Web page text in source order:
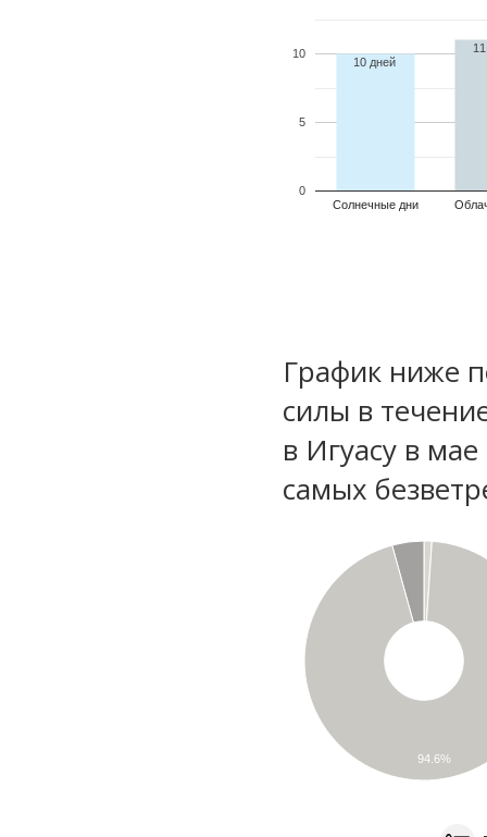
Солнечные дни
0
5
10
10 дней
График ниже
силы в
в Игуасу в
самых
94.6%